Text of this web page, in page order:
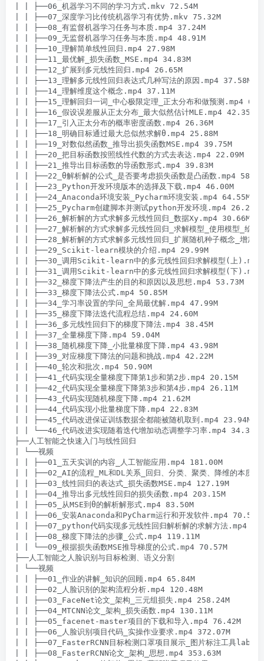
| | ├──06_机器学习不同的学习方式.mkv 72.54M
| | ├──07_深度学习比传统机器学习有优势.mkv 75.32M
| | ├──08_有监督机器学习任务与本质.mp4 37.24M
| | ├──09_无监督机器学习任务与本质.mp4 48.91M
| | ├──10_理解简单线性回归.mp4 27.98M
| | ├──11_最优解_损失函数_MSE.mp4 34.83M
| | ├──12_扩展到多元线性回归.mp4 26.65M
| | ├──13_理解多元线性回归表达式几种写法的原因.mp4 37.58M
| | ├──14_理解维度这个概念.mp4 37.11M
| | ├──15_理解回归一词_中心极限定理_正太分布和做预测.mp4
| | ├──16_假设误差服从正太分布_最大似然估计MLE.mp4 42.35M
| | ├──17_引入正太分布的概率密度函数.mp4 26.36M
| | ├──18_明确目标通过最大总似然求解θ.mp4 25.88M
| | ├──19_对数似然函数_推导出损失函数MSE.mp4 39.75M
| | ├──20_把目标函数按照线性代数的方式去表达.mp4 22.09M
| | ├──21_推导出目标函数的导函数形式.mp4 39.83M
| | ├──22_θ解析解的公式_是否要考虑损失函数是凸函数.mp4
| | ├──23_Python开发环境版本的选择及下载.mp4 46.00M
| | ├──24_Anaconda环境安装_Pycharm环境安装.mp4 64.55M
| | ├──25_Pycharm创建脚本并测试python开发环境.mp4 26.27M
| | ├──26_解析解的方式求解多元线性回归_数据Xy.mp4 30.66M
| | ├──27_解析解的方式求解多元线性回归_求解模型_使用模型_绘
| | ├──28_解析解的方式求解多元线性回归_扩展随机种子概念_增加
| | ├──29_Scikit-learn模块的介绍.mp4 29.99M
| | ├──30_调用Scikit-learn中的多元线性回归求解模型(上
| | ├──31_调用Scikit-learn中的多元线性回归求解模型(下
| | ├──32_梯度下降法产生的目的和原因以及思想.mp4 53.73M
| | ├──33_梯度下降法公式.mp4 50.85M
| | ├──34_学习率设置的学问_全局最优解.mp4 47.99M
| | ├──35_梯度下降法迭代流程总结.mp4 24.60M
| | ├──36_多元线性回归下的梯度下降法.mp4 38.45M
| | ├──37_全量梯度下降.mp4 59.04M
| | ├──38_随机梯度下降_小批量梯度下降.mp4 43.98M
| | ├──39_对应梯度下降法的问题和挑战.mp4 42.22M
| | ├──40_轮次和批次.mp4 50.90M
| | ├──41_代码实现全量梯度下降第1步和第2步.mp4 20.15M
| | ├──42_代码实现全量梯度下降第3步和第4步.mp4 26.11M
| | ├──43_代码实现随机梯度下降.mp4 21.62M
| | ├──44_代码实现小批量梯度下降.mp4 22.83M
| | ├──45_代码改进保证训练数据全都能被随机取到.mp4 23.94M
| | └──46_代码改进实现随着迭代增加动态调整学习率.mp4 34.35M
├──人工智能之快速入门与线性回归
| └──视频
| | ├──01_五天实训的内容_人工智能应用.mp4 181.00M
| | ├──02_AI的流程_ML和DL关系_回归、分类、聚类、降维的本质
| | ├──03_线性回归的表达式_损失函数MSE.mp4 127.19M
| | ├──04_推导出多元线性回归的损失函数.mp4 203.15M
| | ├──05_从MSE到θ的解析解形式.mp4 83.50M
| | ├──06_安装Anaconda和PyCharm运行和开发软件.mp4 70.53M
| | ├──07_python代码实现多元线性回归解析解的求解方法.mp4
| | ├──08_梯度下降法的步骤_公式.mp4 119.11M
| | └──09_根据损失函数MSE推导梯度的公式.mp4 70.57M
├──人工智能之人脸识别与目标检测、语义分割
| └──视频
| | ├──01_作业的讲解_知识的回顾.mp4 65.84M
| | ├──02_人脸识别的架构流程分析.mp4 120.48M
| | ├──03_FaceNet论文_架构_三元组损失.mp4 258.24M
| | ├──04_MTCNN论文_架构_损失函数.mp4 130.11M
| | ├──05_facenet-master项目的下载和导入.mp4 76.42M
| | ├──06_人脸识别项目代码_实操作业要求.mp4 372.07M
| | ├──07_FasterRCNN目标检测口罩项目展示_图片标注工具
| | ├──08_FasterRCNN论文_架构_思想.mp4 353.63M